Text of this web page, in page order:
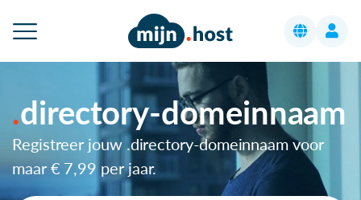
directory-domeinnaam
Registreer jouw .directory-domeinnaam voor
maar € 7,99 per jaar.